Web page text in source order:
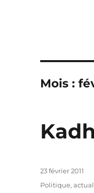
Mois :
Publié
23 février 2011
Catégories
Politique,